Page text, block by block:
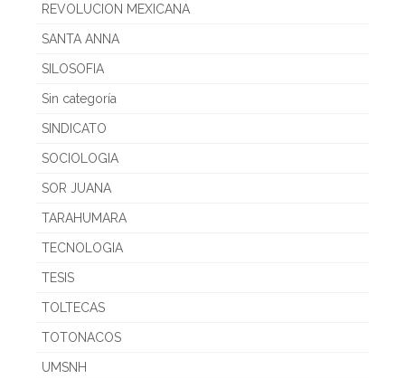
REVOLUCION MEXICANA
SANTA ANNA
SILOSOFIA
Sin categoría
SINDICATO
SOCIOLOGIA
SOR JUANA
TARAHUMARA
TECNOLOGIA
TESIS
TOLTECAS
TOTONACOS
UMSNH